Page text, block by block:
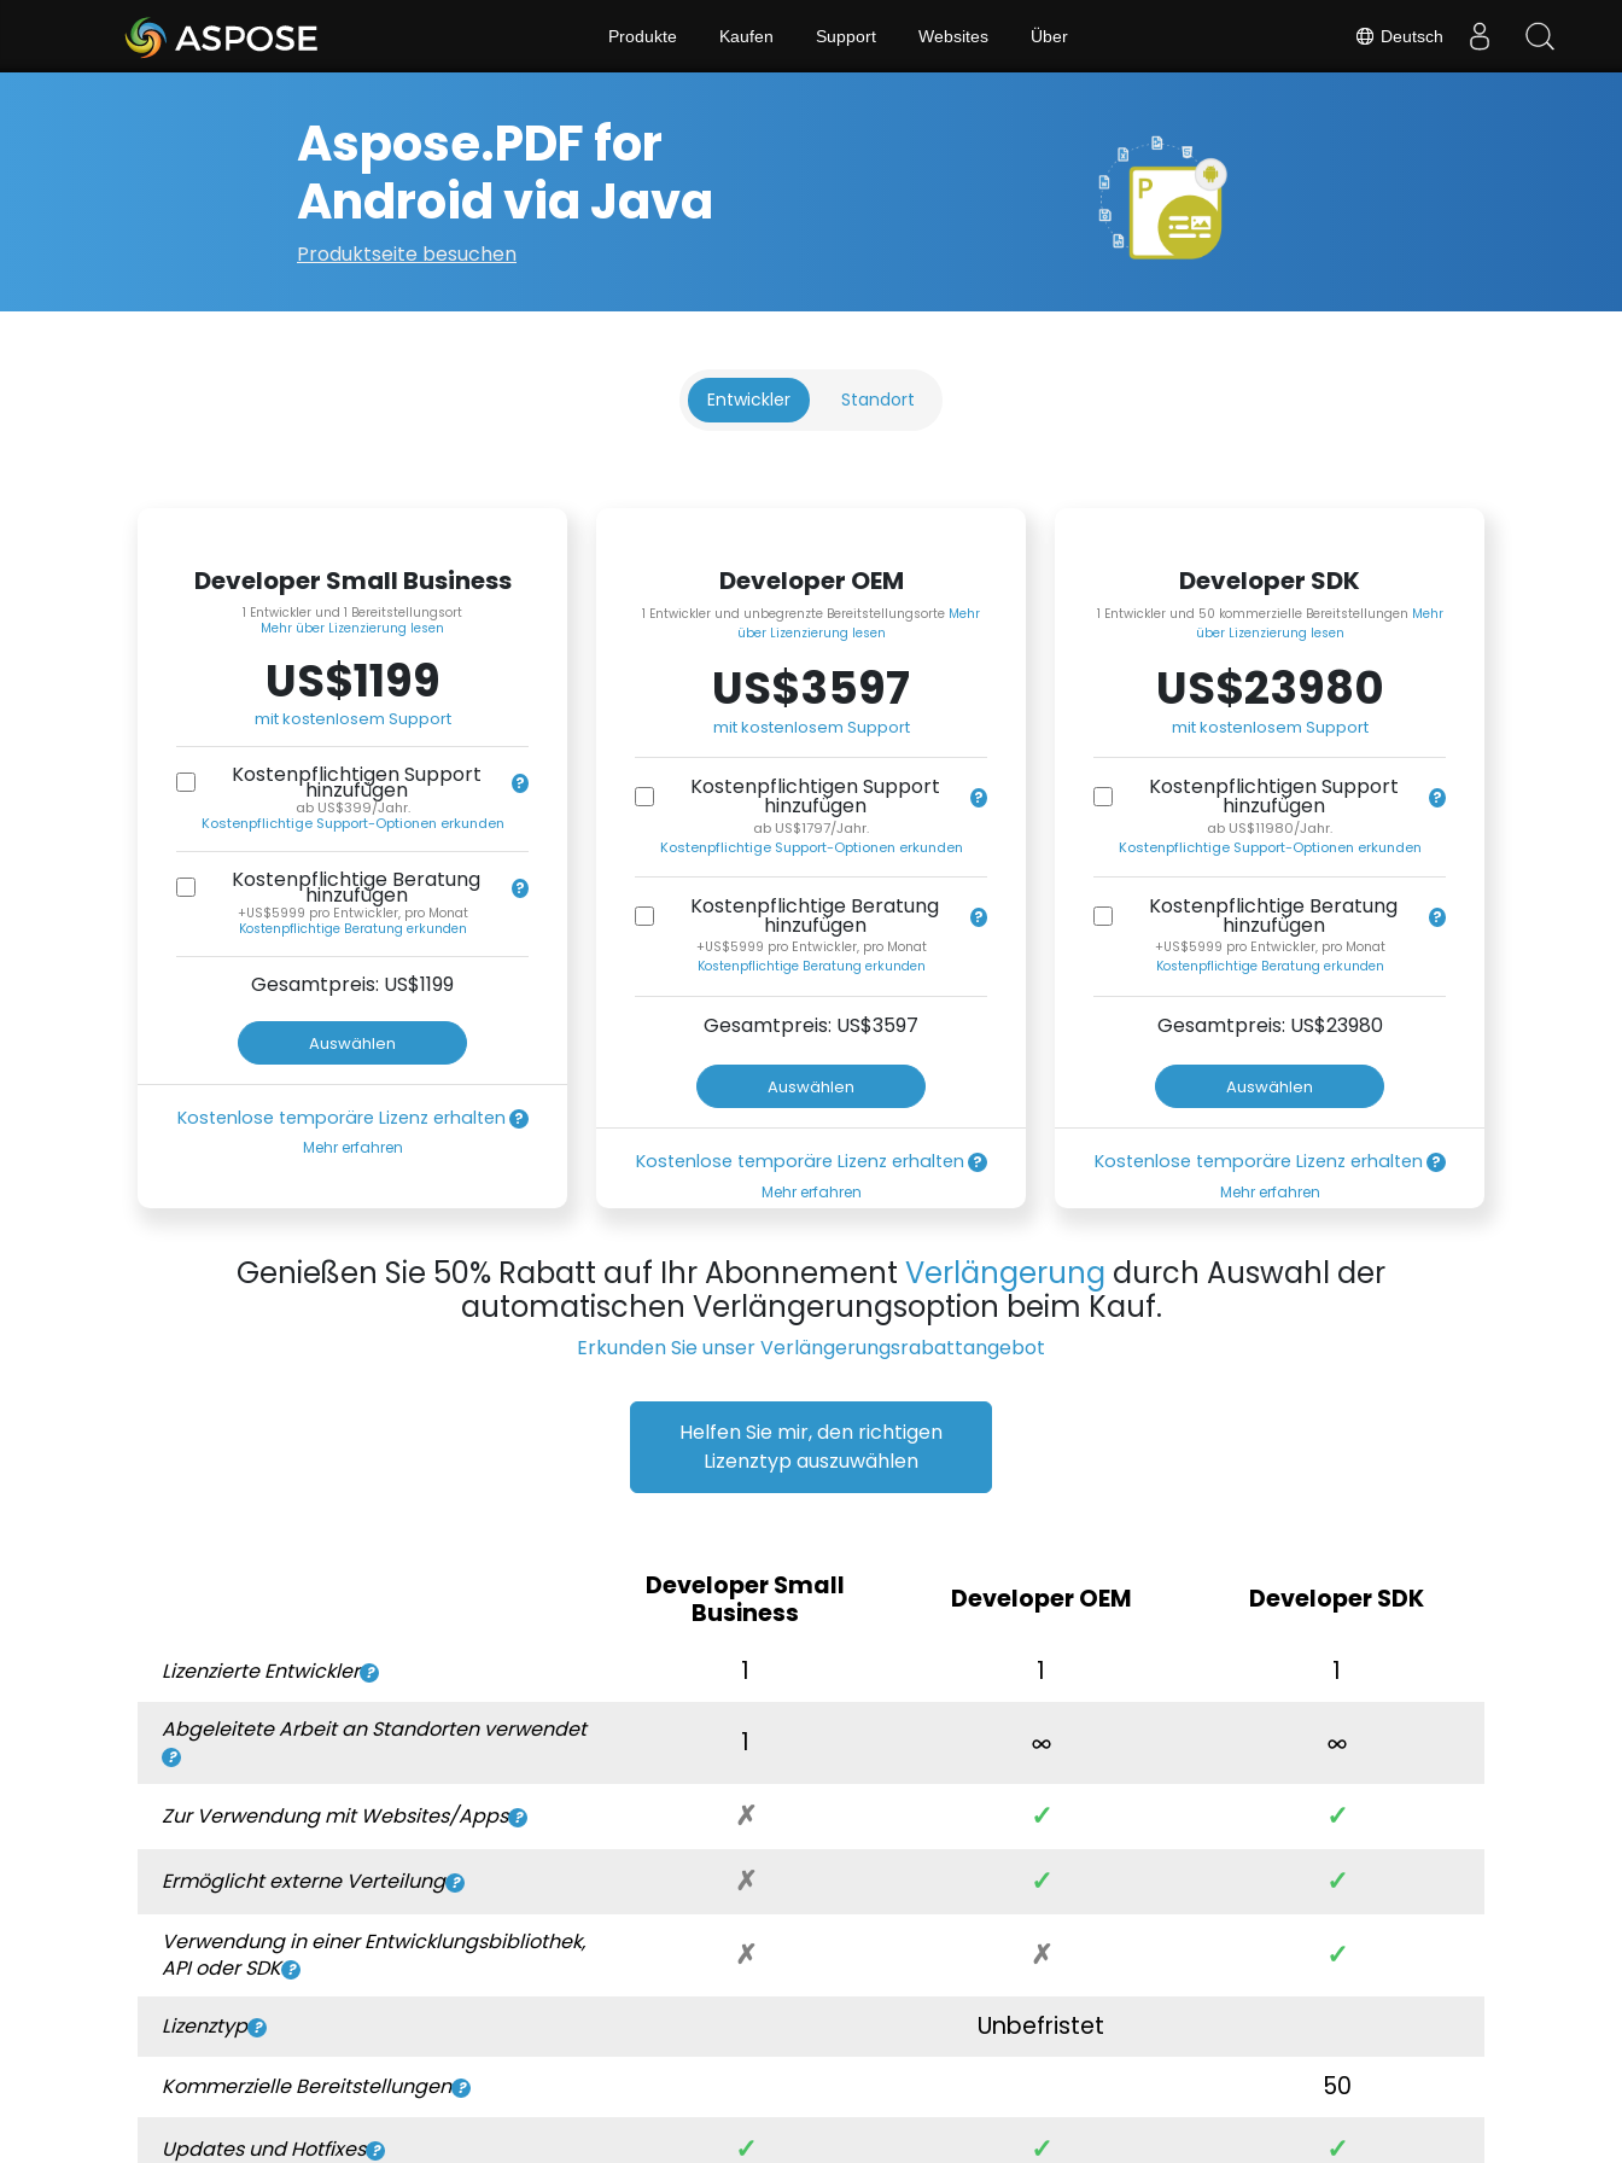
Deutsch
Produkte Kaufen Support Websites Über
Aspose.PDF for
Android via Java
Produktseite besuchen
Entwickler Standort
Developer Small Business
1 Entwickler und 1 Bereitstellungsort
Mehr über Lizenzierung lesen
US$1199
mit kostenlosem Support
Kostenpflichtigen Support
hinzufügen
ab US$399/Jahr.
Kostenpflichtige Support-Optionen erkunden
Kostenpflichtige Beratung
hinzufügen
+US$5999 pro Entwickler, pro Monat
Kostenpflichtige Beratung erkunden
Gesamtpreis: US$1199
Auswählen
Kostenlose temporäre Lizenz erhalten
Mehr erfahren
Developer OEM
1 Entwickler und unbegrenzte Bereitstellungsorte Mehr
über Lizenzierung lesen
US$3597
mit kostenlosem Support
Kostenpflichtigen Support
hinzufügen
ab US$1797/Jahr.
Kostenpflichtige Support-Optionen erkunden
Kostenpflichtige Beratung
hinzufügen
+US$5999 pro Entwickler, pro Monat
Kostenpflichtige Beratung erkunden
Gesamtpreis: US$3597
Auswählen
Kostenlose temporäre Lizenz erhalten
Mehr erfahren
Developer SDK
1 Entwickler und 50 kommerzielle Bereitstellungen Mehr
über Lizenzierung lesen
US$23980
mit kostenlosem Support
Kostenpflichtigen Support
hinzufügen
ab US$11980/Jahr.
Kostenpflichtige Support-Optionen erkunden
Kostenpflichtige Beratung
hinzufügen
+US$5999 pro Entwickler, pro Monat
Kostenpflichtige Beratung erkunden
Gesamtpreis: US$23980
Auswählen
Kostenlose temporäre Lizenz erhalten
Mehr erfahren
Genießen Sie 50% Rabatt auf Ihr Abonnement Verlängerung durch Auswahl der
automatischen Verlängerungsoption beim Kauf.
Erkunden Sie unser Verlängerungsrabattangebot
Helfen Sie mir, den richtigen
Lizenztyp auszuwählen
Developer Small
Business
Developer OEM Developer SDK
Lizenzierte Entwickler 1 1 1
Abgeleitete Arbeit an Standorten verwendet 1
Zur Verwendung mit Websites/Apps ✗ ✓ ✓
Ermöglicht externe Verteilung ✗ ✓ ✓
Verwendung in einer Entwicklungsbibliothek,
API oder SDK
✗ ✗ ✓
Lizenztyp Unbefristet
Kommerzielle Bereitstellungen 50
Updates und Hotfixes ✓ ✓ ✓